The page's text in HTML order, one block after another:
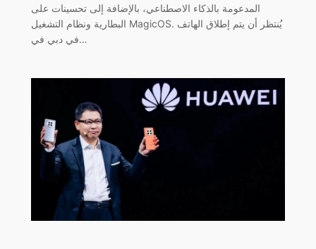
المدعومة بالذكاء الاصطناعي، بالإضافة إلى تحسينات على
البطارية ونظام التشغيل MagicOS. يُنتظر أن يتم إطلاق الهاتف
في دبي في…